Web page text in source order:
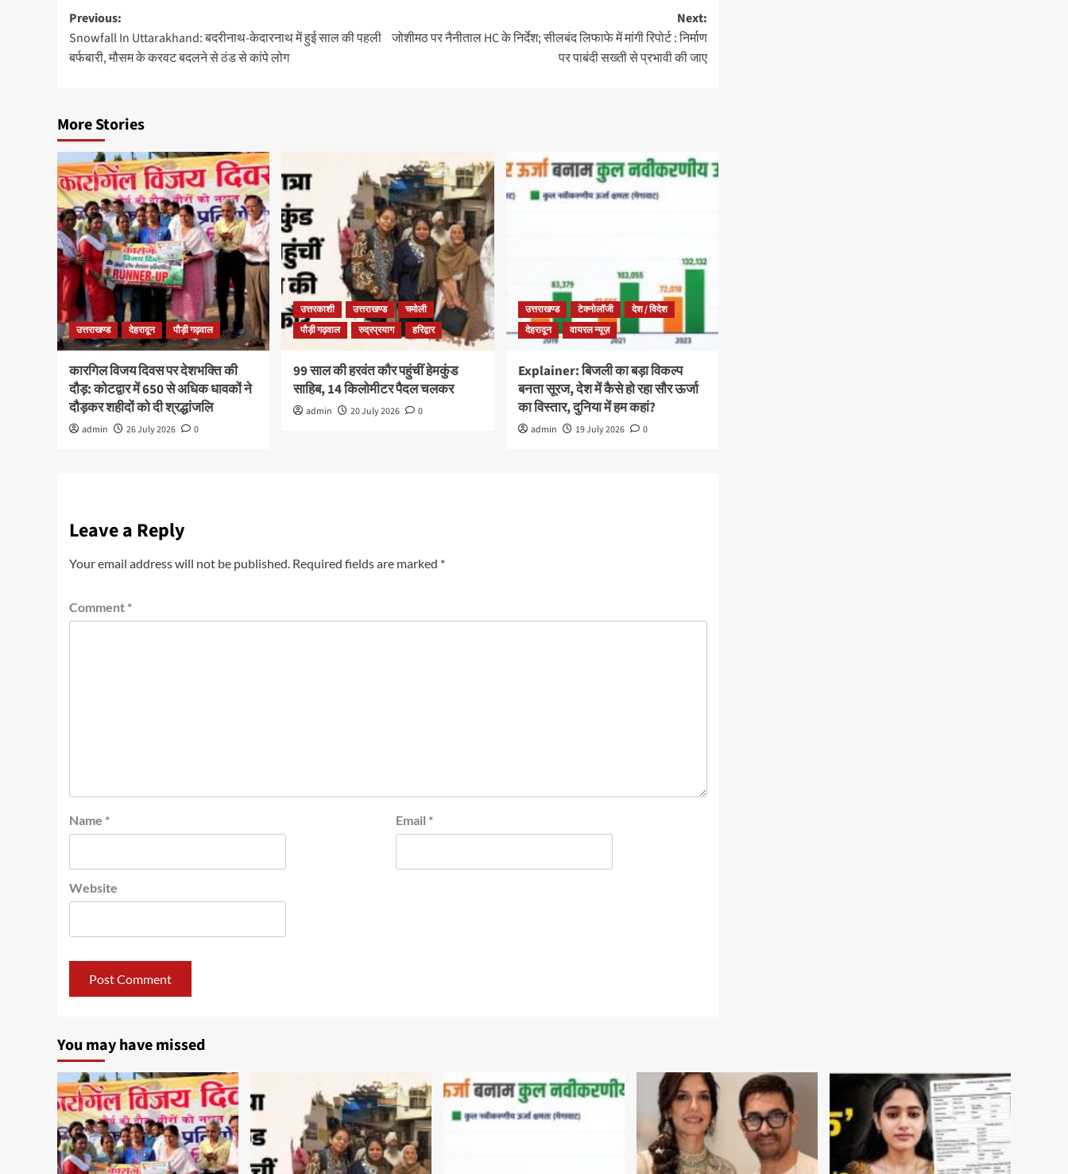
Previous:
Snowfall In Uttarakhand: बदरीनाथ-केदारनाथ में हुई साल की पहली
बर्फबारी, मौसम के करवट बदलने से ठंड से कांपे लोग
Next:
जोशीमठ पर नैनीताल HC के निर्देश; सीलबंद लिफाफे में मांगी रिपोर्ट : निर्माण
पर पाबंदी सख्ती से प्रभावी की जाए
More Stories
उत्तराखण्ड देहरादून पौड़ी गढ़वाल
कारगिल विजय दिवस पर देशभक्ति की
दौड़: कोटद्वार में 650 से अधिक धावकों ने
दौड़कर शहीदों को दी श्रद्धांजलि
admin 26 July 2026 0
उत्तरकाशी उत्तराखण्ड
चमोली
पौड़ी गढ़वाल
रुद्रप्रयाग हरिद्वार
99 साल की हरवंत कौर पहुंचीं हेमकुंड
साहिब, 14 किलोमीटर पैदल चलकर
admin 20 July 2026 0
उत्तराखण्ड टेक्नोलॉजी
देश / विदेश
देहरादून
वायरल न्यूज़
Explainer: बिजली का बड़ा विकल्प
बनता सूरज, देश में कैसे हो रहा सौर ऊर्जा
का विस्तार, दुनिया में हम कहां?
admin 19 July 2026 0
Leave a Reply
Your email address will not be published. Required fields are marked *
Comment *
Name * Email *
Website
You may have missed